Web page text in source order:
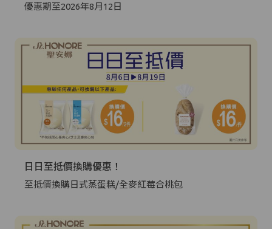
優惠期至2026年8月12日
日日至抵價換購優惠！
至抵價換購日式蒸蛋糕/全麥紅莓合桃包